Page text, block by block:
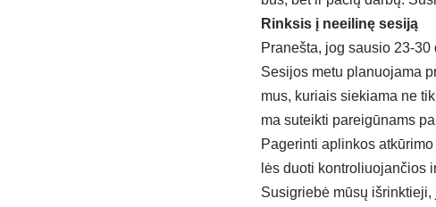
Rink­sis į neei­li­nę se­si­ją
Pra­neš­ta, jog sau­sio 23-
Se­si­jos me­tu pla­nuo­ja­ma
mus, ku­riais sie­kia­ma ne
ma su­teik­ti pa­rei­gū­nams
Pa­ge­rin­ti ap­lin­kos
lės duo­ti kont­ro­liuo­jan­čios
Su­sig­rie­bė mū­sų